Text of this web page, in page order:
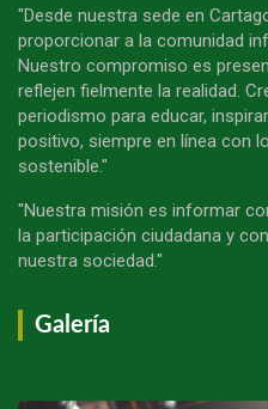
"Desde nuestra sede en
proporcionar a la comunidad
Nuestro compromiso es
reflejen fielmente la realidad.
periodismo para educar,
positivo, siempre en línea con
sostenible."
"Nuestra misión es informar
la participación ciudadana y
nuestra sociedad."
Galería